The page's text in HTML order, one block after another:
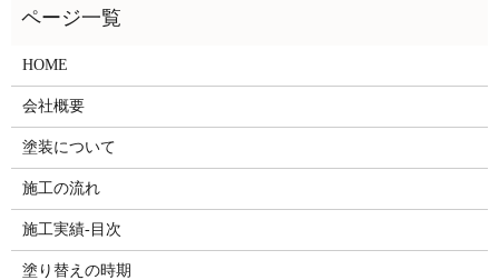
HOME
会社概要
塗装について
施工の流れ
施工実績-目次
塗り替えの時期